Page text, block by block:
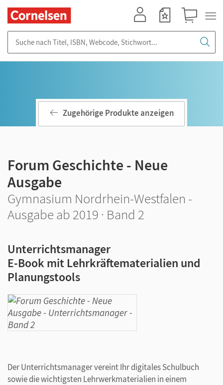
Zugehörige Produkte anzeigen
Forum Geschichte - Neue
Ausgabe
Gymnasium Nordrhein-Westfalen -
Ausgabe ab 2019 · Band 2
Unterrichtsmanager
E-Book mit Lehrkräftematerialien und
Planungstools
Der Unterrichtsmanager vereint Ihr digitales Schulbuch
sowie die wichtigsten Lehrwerkmaterialien in einem